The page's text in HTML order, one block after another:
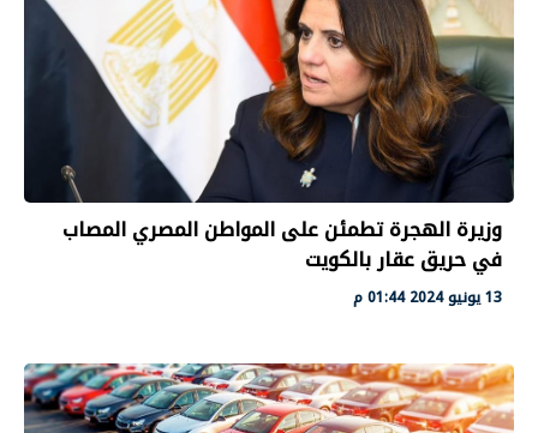
وزيرة الهجرة تطمئن على المواطن المصري المصاب
في حريق عقار بالكويت
13 يونيو 2024 01:44 م